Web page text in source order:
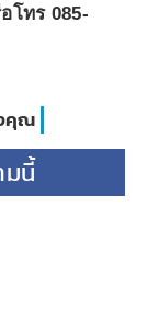
โทร 085-
คุณ